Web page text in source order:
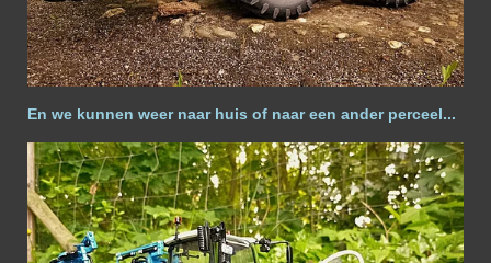
En we kunnen weer naar huis of naar een ander perceel...